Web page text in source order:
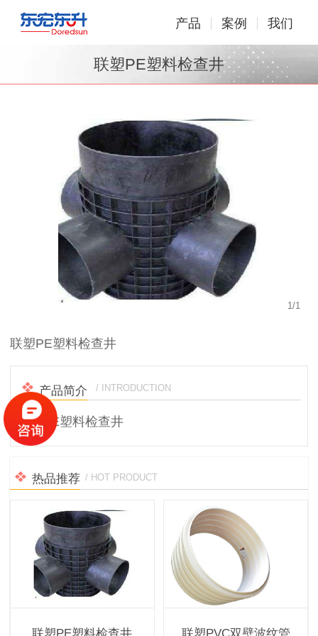
产品 案例 我们
联塑PE塑料检查井
1/1
联塑PE塑料检查井
产品简介 / INTRODUCTION
联塑PE塑料检查井
热品推荐 / HOT PRODUCT